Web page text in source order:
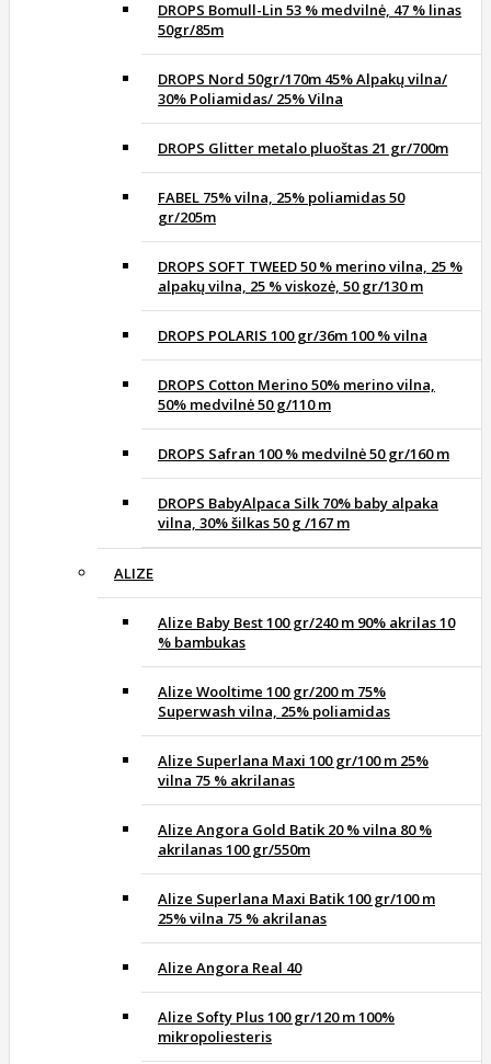
DROPS Bomull-Lin 53 % medvilnė, 47 % linas
50gr/85m
DROPS Nord 50gr/170m 45% Alpakų vilna/
30% Poliamidas/ 25% Vilna
DROPS Glitter metalo pluoštas 21 gr/700m
FABEL 75% vilna, 25% poliamidas 50
gr/205m
DROPS SOFT TWEED 50 % merino vilna, 25 %
alpakų vilna, 25 % viskozė, 50 gr/130 m
DROPS POLARIS 100 gr/36m 100 % vilna
DROPS Cotton Merino 50% merino vilna,
50% medvilnė 50 g/110 m
DROPS Safran 100 % medvilnė 50 gr/160 m
DROPS BabyAlpaca Silk 70% baby alpaka
vilna, 30% šilkas 50 g /167 m
ALIZE
Alize Baby Best 100 gr/240 m 90% akrilas 10
% bambukas
Alize Wooltime 100 gr/200 m 75%
Superwash vilna, 25% poliamidas
Alize Superlana Maxi 100 gr/100 m 25%
vilna 75 % akrilanas
Alize Angora Gold Batik 20 % vilna 80 %
akrilanas 100 gr/550m
Alize Superlana Maxi Batik 100 gr/100 m
25% vilna 75 % akrilanas
Alize Angora Real 40
Alize Softy Plus 100 gr/120 m 100%
mikropoliesteris